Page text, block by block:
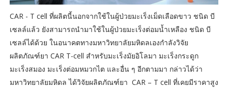
CAR - T cell ที่ผลิตนี้นอกจากใช้ในผู้ป่วยมะเร็งเม็ดเลือดขาว ชนิด บี
เซลล์แล้ว ยังสามารถนำมาใช้ในผู้ป่วยมะเร็งต่อมน้ำเหลือง ชนิด บี
เซลล์ได้ด้วย ในอนาคตทางมหาวิทยาลัยมหิดลเองกำลังวิจัย
ผลิตภัณฑ์ยา CAR T-cell สำหรับมะเร็งมัยอิโลมา มะเร็งกระดูก
มะเร็งสมอง มะเร็งต่อมหมวกไต และอื่น ๆ อีกตามมา กล่าวได้ว่า
มหาวิทยาลัยมหิดล ได้วิจัยผลิตภัณฑ์ยา CAR – T cell ที่เคยมีราคาสูง